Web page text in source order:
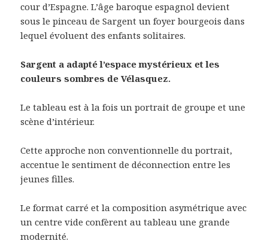
cour d’Espagne. L’âge baroque espagnol devient
sous le pinceau de Sargent un foyer bourgeois dans
lequel évoluent des enfants solitaires.
Sargent a adapté l’espace mystérieux et les
couleurs sombres de Vélasquez.
Le tableau est à la fois un portrait de groupe et une
scène d’intérieur.
Cette approche non conventionnelle du portrait,
accentue le sentiment de déconnection entre les
jeunes filles.
Le format carré et la composition asymétrique avec
un centre vide confèrent au tableau une grande
modernité.